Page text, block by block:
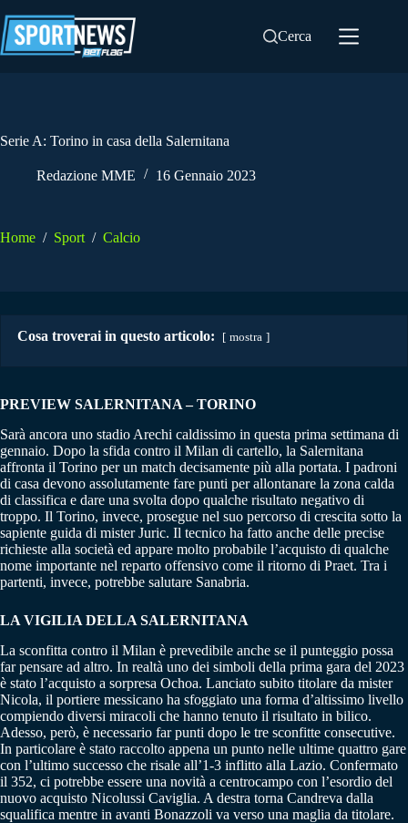
al
contenuto
Cerca
Serie A: Torino in casa della Salernitana
Redazione MME 16 Gennaio 2023
Home / Sport / Calcio
Cosa troverai in questo articolo: mostra
PREVIEW SALERNITANA – TORINO
Sarà ancora uno stadio Arechi caldissimo in questa prima settimana di
gennaio. Dopo la sfida contro il Milan di cartello, la Salernitana
affronta il Torino per un match decisamente più alla portata. I padroni
di casa devono assolutamente fare punti per allontanare la zona calda
di classifica e dare una svolta dopo qualche risultato negativo di
troppo. Il Torino, invece, prosegue nel suo percorso di crescita sotto la
sapiente guida di mister Juric. Il tecnico ha fatto anche delle precise
richieste alla società ed appare molto probabile l’acquisto di qualche
nome importante nel reparto offensivo come il ritorno di Praet. Tra i
partenti, invece, potrebbe salutare Sanabria.
LA VIGILIA DELLA SALERNITANA
La sconfitta contro il Milan è prevedibile anche se il punteggio possa
far pensare ad altro. In realtà uno dei simboli della prima gara del 2023
è stato l’acquisto a sorpresa Ochoa. Lanciato subito titolare da mister
Nicola, il portiere messicano ha sfoggiato una forma d’altissimo livello
compiendo diversi miracoli che hanno tenuto il risultato in bilico.
Adesso, però, è necessario far punti dopo le tre sconfitte consecutive.
In particolare è stato raccolto appena un punto nelle ultime quattro gare
con l’ultimo successo che risale all’1-3 inflitto alla Lazio. Confermato
il 352, ci potrebbe essere una novità a centrocampo con l’esordio del
nuovo acquisto Nicolussi Caviglia. A destra torna Candreva dalla
squalifica mentre in avanti Bonazzoli va verso una maglia da titolare.